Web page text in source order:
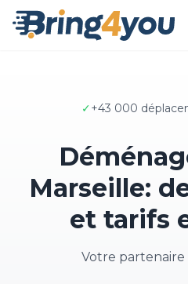
✓+43 000
Marseille:
et tarifs
Votre